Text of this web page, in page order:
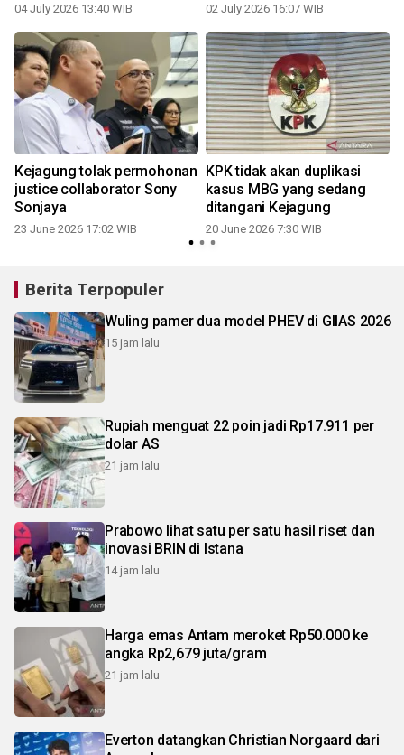
04 July 2026 13:40 WIB 02 July 2026 16:07 WIB
Kejagung tolak permohonan
justice collaborator Sony
Sonjaya
23 June 2026 17:02 WIB
KPK tidak akan duplikasi
kasus MBG yang sedang
ditangani Kejagung
20 June 2026 7:30 WIB
Berita Terpopuler
Wuling pamer dua model PHEV di GIIAS 2026
15 jam lalu
Rupiah menguat 22 poin jadi Rp17.911 per
dolar AS
21 jam lalu
Prabowo lihat satu per satu hasil riset dan
inovasi BRIN di Istana
14 jam lalu
Harga emas Antam meroket Rp50.000 ke
angka Rp2,679 juta/gram
21 jam lalu
Everton datangkan Christian Norgaard dari